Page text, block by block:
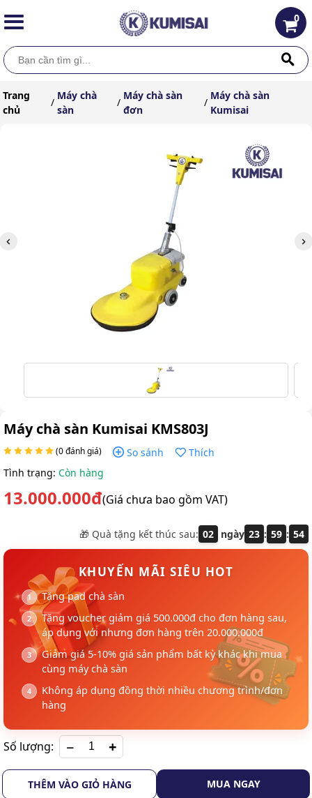
0
Trang
chủ
/
Máy chà
sàn
/
Máy chà sàn
đơn
/
Máy chà sàn
Kumisai
Máy chà sàn Kumisai KMS803J
(0 đánh giá) So sánh
Thích
Tình trạng: Còn hàng
13.000.000đ(Giá chưa bao gồm VAT)
🎁 Quà tặng kết thúc sau: 02 ngày 23 : 59 : 54
KHUYẾN MÃI SIÊU HOT
Tặng pad chà sàn
Tặng voucher giảm giá 500.000đ cho đơn hàng sau,
áp dụng với nhưng đơn hàng trên 20.000.000đ
Giảm giá 5-10% giá sản phẩm bất kỳ khác khi mua
cùng máy chà sàn
Không áp dụng đồng thời nhiều chương trình/đơn
hàng
Số lượng: +
THÊM VÀO GIỎ HÀNG MUA NGAY